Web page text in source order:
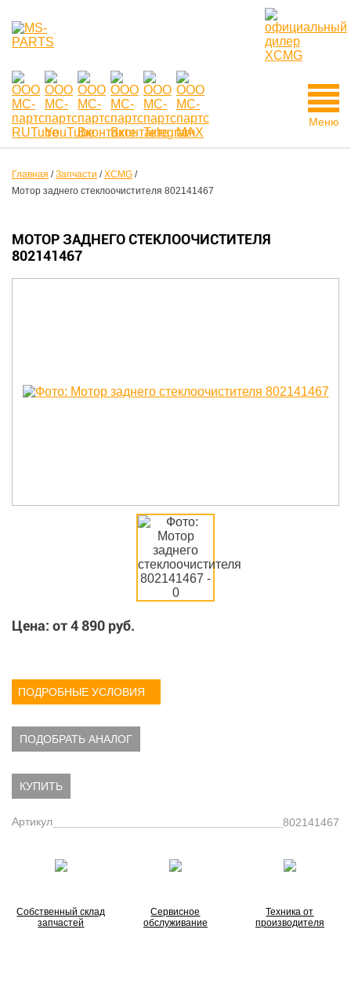
Меню
Главная /Запчасти /XCMG /
Мотор заднего стеклоочистителя 802141467
МОТОР ЗАДНЕГО СТЕКЛООЧИСТИТЕЛЯ
802141467
Цена: от4 890 руб.
ПОДРОБНЫЕ УСЛОВИЯ
ПОДОБРАТЬ АНАЛОГ
КУПИТЬ
Артикул 802141467
Собственный склад
запчастей
Сервисное
обслуживание
Техника от
производителя